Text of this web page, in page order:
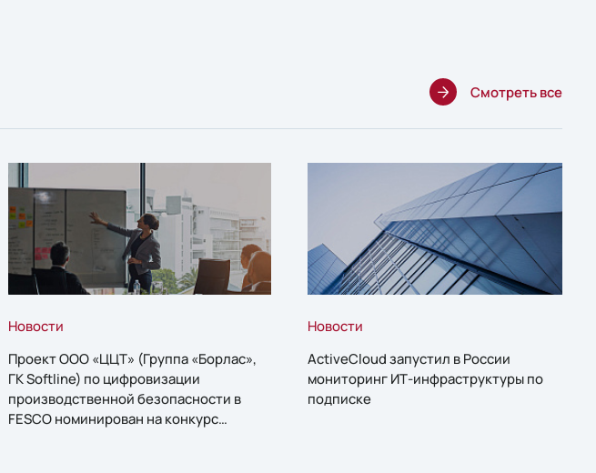
Смотреть все
Новости
Проект ООО «ЦЦТ» (Группа «Борлас»,
ГК Softline) по цифровизации
производственной безопасности в
FESCO номинирован на конкурс
Новости
ActiveCloud запустил в России
мониторинг ИТ-инфраструктуры по
подписке